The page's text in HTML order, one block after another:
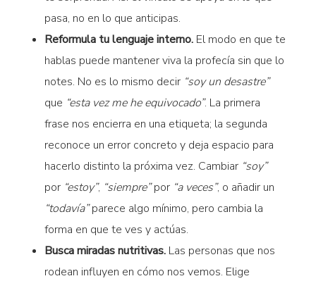
pasa, no en lo que anticipas.
Reformula tu lenguaje interno.El modo en que te
hablas puede mantener viva la profecía sin que lo
notes. No es lo mismo decir “soy un desastre”
que “esta vez me he equivocado”. La primera
frase nos encierra en una etiqueta; la segunda
reconoce un error concreto y deja espacio para
hacerlo distinto la próxima vez. Cambiar“soy”
por “estoy”, “siempre”por “a veces”, o añadir un
“todavía”parece algo mínimo, pero cambia la
forma en que te ves y actúas.
Busca miradas nutritivas.Las personas que nos
rodean influyen en cómo nos vemos. Elige